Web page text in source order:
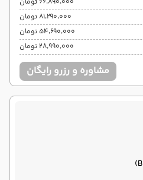
۸۱٬۲۹۰٬۰۰۰ تومان
۵۴٬۶۹۰٬۰۰۰ تومان
۲۸٬۹۹۰٬۰۰۰ تومان
مشاوره و رزرو رایگان